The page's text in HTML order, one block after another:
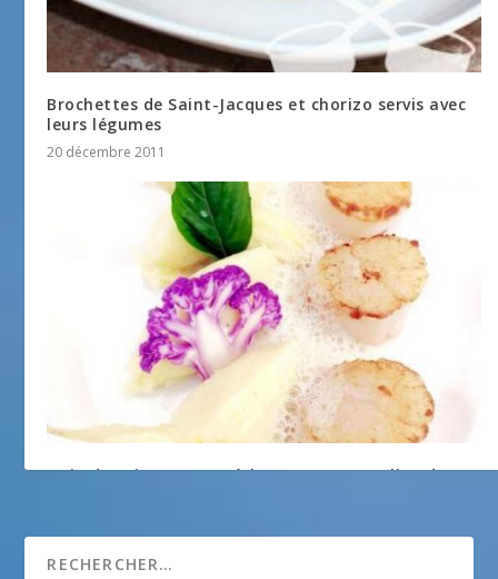
Brochettes de Saint-Jacques et chorizo servis avec
leurs légumes
20 décembre 2011
Noix de Saint-Jacques à la nacre, mousseline de